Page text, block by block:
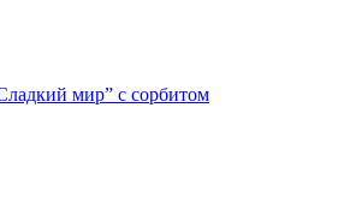
мир” с сорбитом